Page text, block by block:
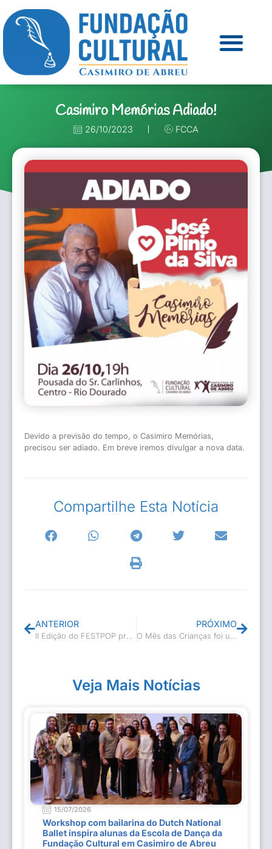
Casimiro Memórias Adiado!
26/10/2023 FCCA
Devido a previsão do tempo, o Casimiro Memórias,
precisou ser adiado. Em breve iremos divulgar a nova data.
Compartilhe Esta Notícia
ANTERIOR PRÓXIMO
Veja Mais Notícias
15/07/2026
Workshop com bailarina do Dutch National
Ballet inspira alunas da Escola de Dança da
Fundação Cultural em Casimiro de Abreu